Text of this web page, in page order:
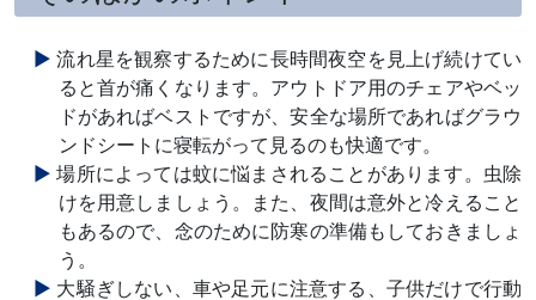
流れ星を観察するために長時間夜空を見上げ続けてい
ると首が痛くなります。アウトドア用のチェアやベッ
ドがあればベストですが、安全な場所であればグラウ
ンドシートに寝転がって見るのも快適です。
場所によっては蚊に悩まされることがあります。虫除
けを用意しましょう。また、夜間は意外と冷えること
もあるので、念のために防寒の準備もしておきましょ
う。
大騒ぎしない、車や足元に注意する、子供だけで行動